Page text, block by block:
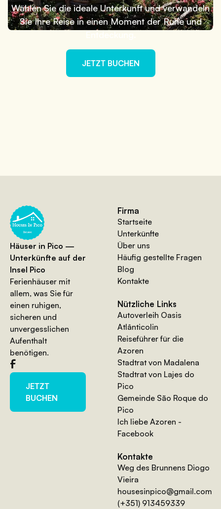
Wählen Sie die ideale Unterkunft und verwandeln
Sie Ihre Reise in einen Moment der Ruhe und
JETZT BUCHEN
Häuser in Pico —
Unterkünfte auf der
Insel Pico
Ferienhäuser mit
allem, was Sie für
einen ruhigen,
sicheren und
unvergesslichen
Aufenthalt
benötigen.
JETZT
BUCHEN
Firma
Startseite
Unterkünfte
Über uns
Häufig gestellte Fragen
Blog
Kontakte
Nützliche Links
Autoverleih Oasis
Atlânticolin
Reiseführer für die
Azoren
Stadtrat von Madalena
Stadtrat von Lajes do
Pico
Gemeinde São Roque do
Pico
Ich liebe Azoren -
Facebook
Kontakte
Weg des Brunnens Diogo
Vieira
housesinpico@gmail.com
(+351) 913459339